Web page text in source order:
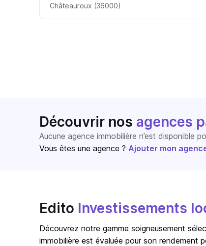
Châteauroux (36000)
Découvrir nos agences
Aucune agence immobilière n’est disponible
Vous êtes une agence ? Ajouter mon
Edito Investissements
Découvrez notre gamme soigneusement
immobilière est évaluée pour son rendement